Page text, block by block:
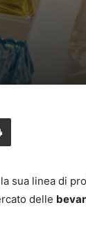
sua linea di
delle